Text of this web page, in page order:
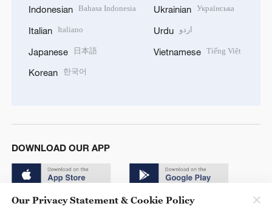
Indonesian Bahasa Indonesia
Italian Italiano
Japanese 日本語
Korean 한국어
Ukrainian Українська
Urdu اردو
Vietnamese Tiếng Việt
DOWNLOAD OUR APP
Our Privacy Statement & Cookie Policy